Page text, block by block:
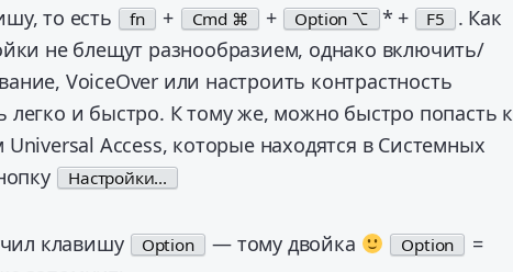
то есть
fn + Cmd ⌘ + Option ⌥ * + F5
. Как
не блещут разнообразием, однако включить/
VoiceOver или настроить контрастность
и быстро. К тому же, можно быстро попасть к
Access, которые находятся в Системных
Настройки...
клавишу Option — тому двойка Option
=